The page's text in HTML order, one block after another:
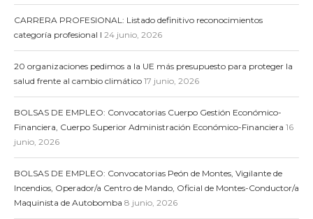
CARRERA PROFESIONAL: Listado definitivo reconocimientos
categoría profesional I 24 junio, 2026
20 organizaciones pedimos a la UE más presupuesto para proteger la
salud frente al cambio climático 17 junio, 2026
BOLSAS DE EMPLEO: Convocatorias Cuerpo Gestión Económico-
Financiera, Cuerpo Superior Administración Económico-Financiera 16
junio, 2026
BOLSAS DE EMPLEO: Convocatorias Peón de Montes, Vigilante de
Incendios, Operador/a Centro de Mando, Oficial de Montes-Conductor/a
Maquinista de Autobomba 8 junio, 2026